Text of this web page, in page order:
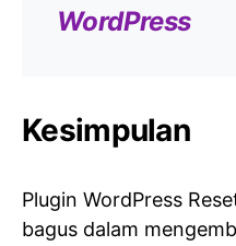
WordPress
Kesimpulan
Plugin WordPress
bagus dalam